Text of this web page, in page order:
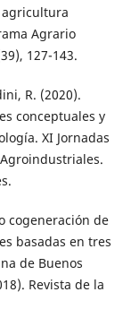
agricultura
Agrario
127-143.
R. (2020).
conceptuales y
XI Jornadas
cogeneración de
basadas en tres
de Buenos
Revista de la